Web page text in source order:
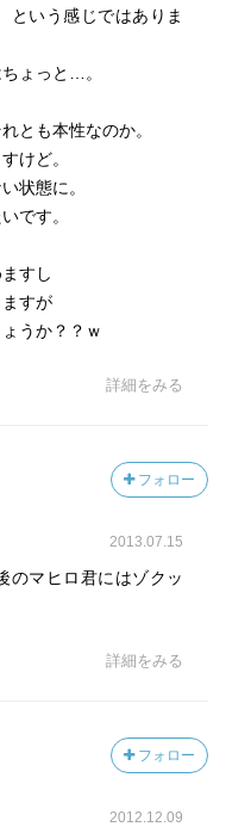
という感じではありま
ょっと…。
とも本性なのか。
けど。
状態に。
です。
すし
すが
うか？？ｗ
詳細をみる
フォロー
2013.07.15
のマヒロ君にはゾクッ
詳細をみる
フォロー
2012.12.09